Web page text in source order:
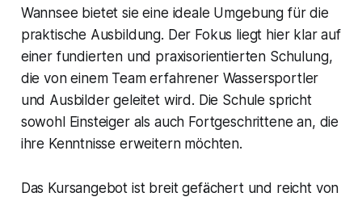
Wannsee bietet sie eine ideale Umgebung für die
praktische Ausbildung. Der Fokus liegt hier klar auf
einer fundierten und praxisorientierten Schulung,
die von einem Team erfahrener Wassersportler
und Ausbilder geleitet wird. Die Schule spricht
sowohl Einsteiger als auch Fortgeschrittene an, die
ihre Kenntnisse erweitern möchten.
Das Kursangebot ist breit gefächert und reicht von